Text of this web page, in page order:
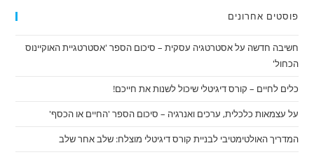
פוסטים אחרונים
חשיבה חדשה על אסטרטגיה עסקית – סיכום הספר 'אסטרטגיית האוקיינוס
הכחול'
כלים לחיים – קורס דיגיטלי שיכול לשנות את חייכם!
על עצמאות כלכלית, ערכים ואנרגיה – סיכום הספר 'החיים או הכסף'
המדריך האולטימטיבי לבניית קורס דיגיטלי מוצלח: שלב אחר שלב